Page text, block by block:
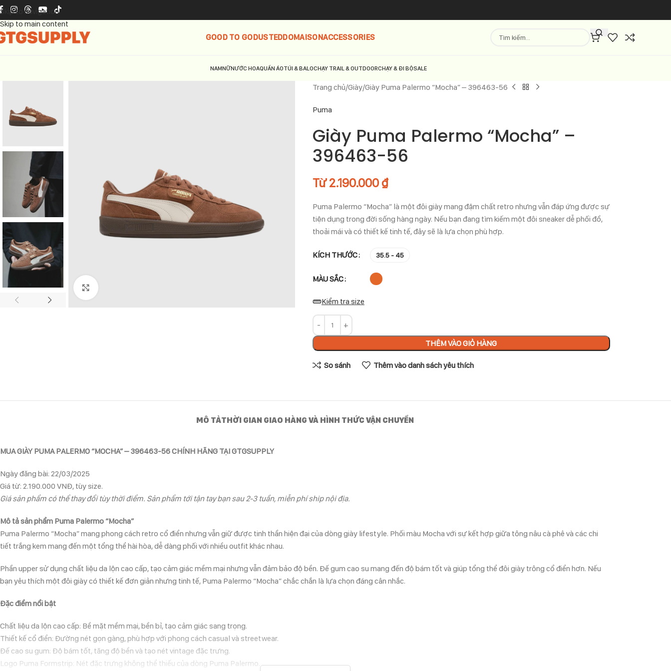
Skip to navigation
Skip to main content
GOOD TO GODUSTEDDOMAISONACCESSORIES
NAMNỮNƯỚC HOAQUẦN ÁOTÚI & BALOCHẠY TRAIL & OUTDOORCHẠY & ĐI BỘSALE
Trang chủ Giày Giày Puma Palermo “Mocha” – 396463-56
Puma
Giày Puma Palermo “Mocha” –
396463-56
Từ2.190.000 ₫
Puma Palermo “Mocha” là một đôi giày mang đậm chất retro nhưng vẫn đáp ứng được sự
tiện dụng trong đời sống hàng ngày. Nếu bạn đang tìm kiếm một đôi sneaker dễ phối đồ,
thoải mái và có thiết kế tinh tế, đây sẽ là lựa chọn phù hợp.
KÍCH THƯỚC 35.5 - 45
MÀU SẮC
Kiểm tra size
THÊM VÀO GIỎ HÀNG
So sánh Thêm vào danh sách yêu thích
MÔ TẢTHỜI GIAN GIAO HÀNG VÀ HÌNH THỨC VẬN CHUYỂN
MUA GIÀY PUMA PALERMO “MOCHA” – 396463-56 CHÍNH HÃNG TẠI GTGSUPPLY
Ngày đăng bài: 22/03/2025
Giá từ: 2.190.000 VNĐ, tùy size.
Giá sản phẩm có thể thay đổi tùy thời điểm. Sản phẩm tới tận tay bạn sau 2-3 tuần, miễn phí ship nội địa.
Mô tả sản phẩm Puma Palermo “Mocha”
Puma Palermo “Mocha” mang phong cách retro cổ điển nhưng vẫn giữ được tinh thần hiện đại của dòng giày lifestyle. Phối màu Mocha với sự kết hợp giữa tông nâu cà phê và các chi
tiết trắng kem mang đến một tổng thể hài hòa, dễ dàng phối với nhiều outfit khác nhau.
Phần upper sử dụng chất liệu da lộn cao cấp, tạo cảm giác mềm mại nhưng vẫn đảm bảo độ bền. Đế gum cao su mang đến độ bám tốt và giúp tổng thể đôi giày trông cổ điển hơn. Nếu
bạn yêu thích một đôi giày có thiết kế đơn giản nhưng tinh tế, Puma Palermo “Mocha” chắc chắn là lựa chọn đáng cân nhắc.
Đặc điểm nổi bật
Chất liệu da lộn cao cấp: Bề mặt mềm mại, bền bỉ, tạo cảm giác sang trọng.
Thiết kế cổ điển: Đường nét gọn gàng, phù hợp với phong cách casual và streetwear.
Đế cao su gum: Độ bám tốt, tăng độ bền và tạo nét vintage đặc trưng.
Logo Puma Formstrip: Nét đặc trưng không thể thiếu của dòng Puma Palermo.